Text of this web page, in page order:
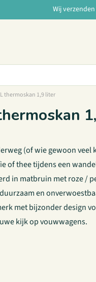
Wij
thermoskan 1,9 liter
(of wie gewoon
of thee tijdens een
in matbruin met roze /
en
met bijzonder design
kijk op vouwwagens.